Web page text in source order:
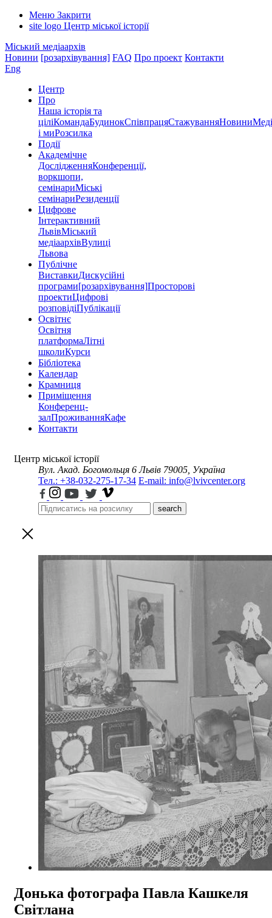
Меню Закрити
site logo Центр міської історії
Міський медіаархів
Новини [розархівування] FAQ Про проект Контакти
Eng
Центр
Про
Наша історія та
ціліКомандаБудинокСпівпрацяСтажуванняНовини
і миРозсилка
Події
Академічне
ДослідженняКонференції,
воркшопи,
семінариМіські
семінариРезиденції
Цифрове
Інтерактивний
ЛьвівМіський
медіаархівВулиці
Львова
Публічне
ВиставкиДискусійні
програми[розархівування]Просторові
проектиЦифрові
розповідіПублікації
Освітнє
Освітня
платформаЛітні
школиКурси
Бібліотека
Календар
Крамниця
Приміщення
Конференц-
залПроживанняКафе
Контакти
Центр міської історії
Вул. Акад. Богомольця 6 Львів 79005, Україна
Тел.: +38-032-275-17-34 E-mail: info@lvivcenter.org
search
Донька фотографа Павла Кашкеля
Світлана